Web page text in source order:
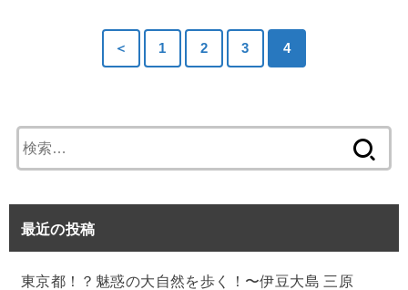
＜ 1 2 3 4
索:
最近の投稿
東京都！？魅惑の大自然を歩く！〜伊豆大島 三原